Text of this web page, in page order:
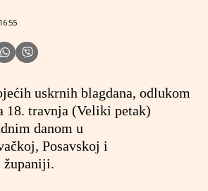
uskrnih blagdana, odlukom
18. travnja (Veliki petak)
danom u
Posavskoj i
županiji.